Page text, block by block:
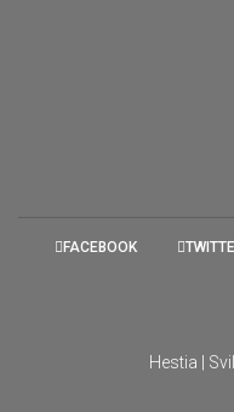
FACEBOOK
Hestia |